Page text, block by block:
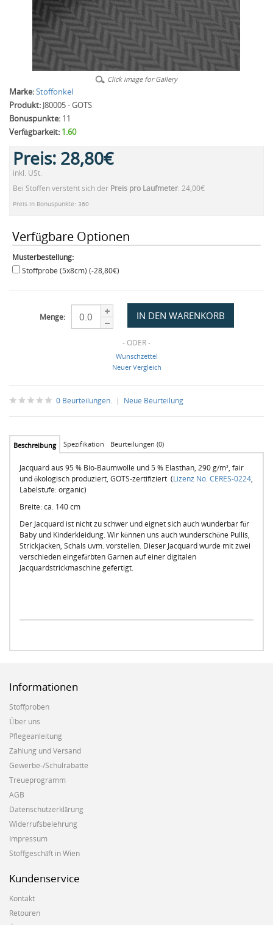
Click image for Gallery
Marke:Stoffonkel
Produkt: J80005 - GOTS
Bonuspunkte: 11
Verfügbarkeit: 1.60
Preis: 28,80€
inkl. USt.
Bei Stoffen versteht sich der Preis pro Laufmeter. 24,00€
Preis in Bonuspunkte: 360
Verfügbare Optionen
Musterbestellung:
Stoffprobe (5x8cm) (-28,80€)
Menge:
- ODER -
Wunschzettel
Neuer Vergleich
0 Beurteilungen. | Neue Beurteilung
Beschreibung Spezifikation Beurteilungen (0)
Jacquard aus 95 % Bio-Baumwolle und 5 % Elasthan, 290 g/m², fair
und ökologisch produziert, GOTS-zertifiziert (Lizenz No. CERES-0224,
Labelstufe: organic)
Breite: ca. 140 cm
Der Jacquard ist nicht zu schwer und eignet sich auch wunderbar für
Baby und Kinderkleidung. Wir können uns auch wunderschöne Pullis,
Strickjacken, Schals uvm. vorstellen. Dieser Jacquard wurde mit zwei
verschieden eingefärbten Garnen auf einer digitalen
Jacquardstrickmaschine gefertigt.
Informationen
Stoffproben
Über uns
Pflegeanleitung
Zahlung und Versand
Gewerbe-/Schulrabatte
Treueprogramm
AGB
Datenschutzerklärung
Widerrufsbelehrung
Impressum
Stoffgeschäft in Wien
Kundenservice
Kontakt
Retouren